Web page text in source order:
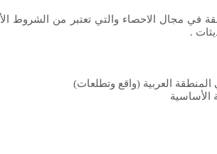
في مجال الاحصاء والتي تعتبر من الشروط
.
المنطقة العربية (واقع وتطلعات)
الأساسية